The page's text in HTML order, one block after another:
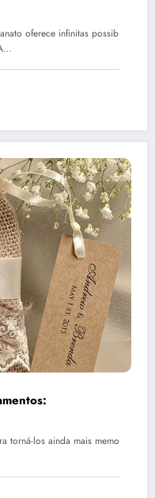
oferece infinitas possib
torná-los ainda mais memo